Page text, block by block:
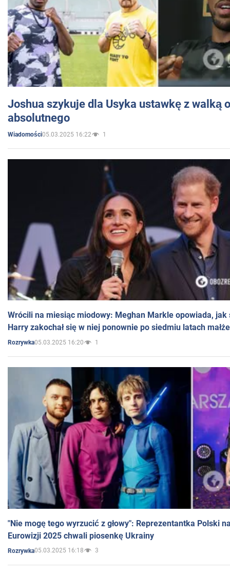
Joshua szykuje dla Usyka ustawkę z walką
absolutnego
Wiadomości05.03.2025 16:22 1
Wrócili na miesiąc miodowy: Meghan Markle opowiada, jak
Harry zakochał się w niej ponownie po siedmiu latach
Rozrywka05.03.2025 16:20 1
"Nie mogę tego wyrzucić z głowy": Reprezentantka Polski
Eurowizji 2025 chwali piosenkę Ukrainy
Rozrywka05.03.2025 16:18 3